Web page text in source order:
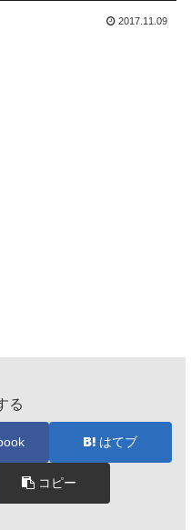
2017.11.09
る
はてブ
コピー